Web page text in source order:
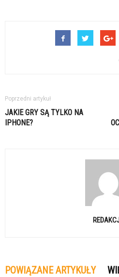
Poprzedni artykuł
JAKIE GRY SĄ TYLKO NA
IPHONE?
POWIĄZANE ARTYKUŁY